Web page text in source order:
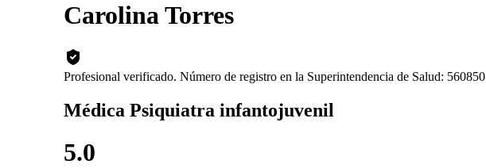
Carolina Torres
Profesional verificado. Número de registro en la Superintendencia de Salud: 560850
Médica Psiquiatra infantojuvenil
5.0